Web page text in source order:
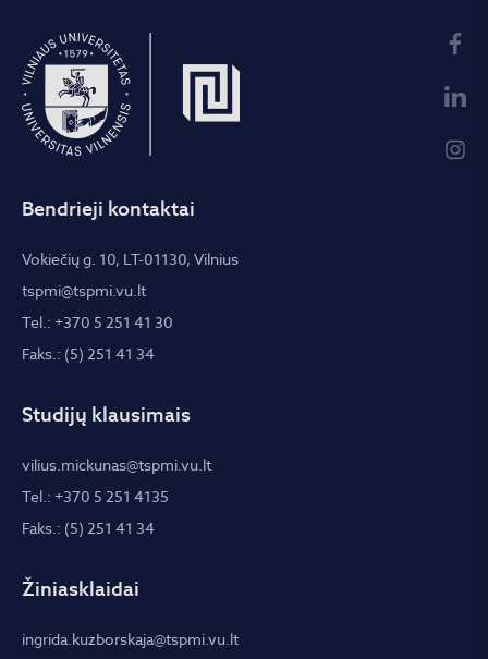
Bendrieji kontaktai
Vokiečių g. 10, LT-01130, Vilnius
tspmi@tspmi.vu.lt
Tel.: +370 5 251 41 30
Faks.: (5) 251 41 34
Studijų klausimais
vilius.mickunas@tspmi.vu.lt
Tel.: +370 5 251 4135
Faks.: (5) 251 41 34
Žiniasklaidai
ingrida.kuzborskaja@tspmi.vu.lt